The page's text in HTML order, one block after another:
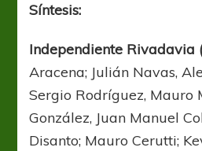
Síntesis:
Independiente Rivadavia
Aracena; Julián Navas,
Sergio Rodríguez, Mauro
González, Juan Manuel
Disanto; Mauro Cerutti;